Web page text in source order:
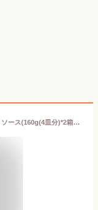
マカロニグラタン クイックアップ ホワイトソース(160g(4皿分)*2箱セット)